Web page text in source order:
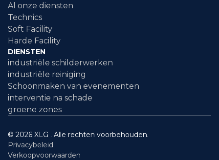
Al onze diensten
Technics
Soft Facility
Harde Facility
DIENSTEN
industriële schilderwerken
industriële reiniging
Schoonmaken van evenementen
interventie na schade
groene zones
© 2026 XLG . Alle rechten voorbehouden.
Privacybeleid
Verkoopvoorwaarden